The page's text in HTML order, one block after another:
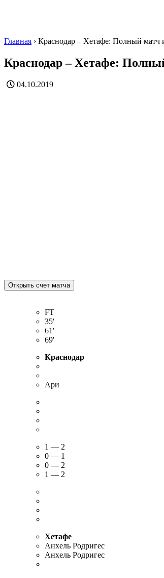
Главная › Краснодар – Хетафе: Полный
Краснодар – Хетафе:
04.10.2019
FT
35′
61′
69′
Краснодар
Ари
1 — 2
0 — 1
0 — 2
1 — 2
Хетафе
Анхель Родригес
Анхель Родригес